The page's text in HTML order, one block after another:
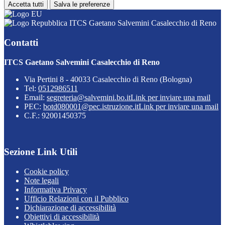
Accetta tutti Salva le preferenze
ITCS Gaetano Salvemini Casalecchio di Reno
Contatti
ITCS Gaetano Salvemini Casalecchio di Reno
Via Pertini 8 - 40033 Casalecchio di Reno (Bologna)
Tel: 0512986511
Email: segreteria@salvemini.bo.itLink per inviare una mail
PEC: botd080001@pec.istruzione.itLink per inviare una mail
C.F.: 92001450375
Sezione Link Utili
Cookie policy
Note legali
Informativa Privacy
Ufficio Relazioni con il Pubblico
Dichiarazione di accessibilità
Obiettivi di accessibilità